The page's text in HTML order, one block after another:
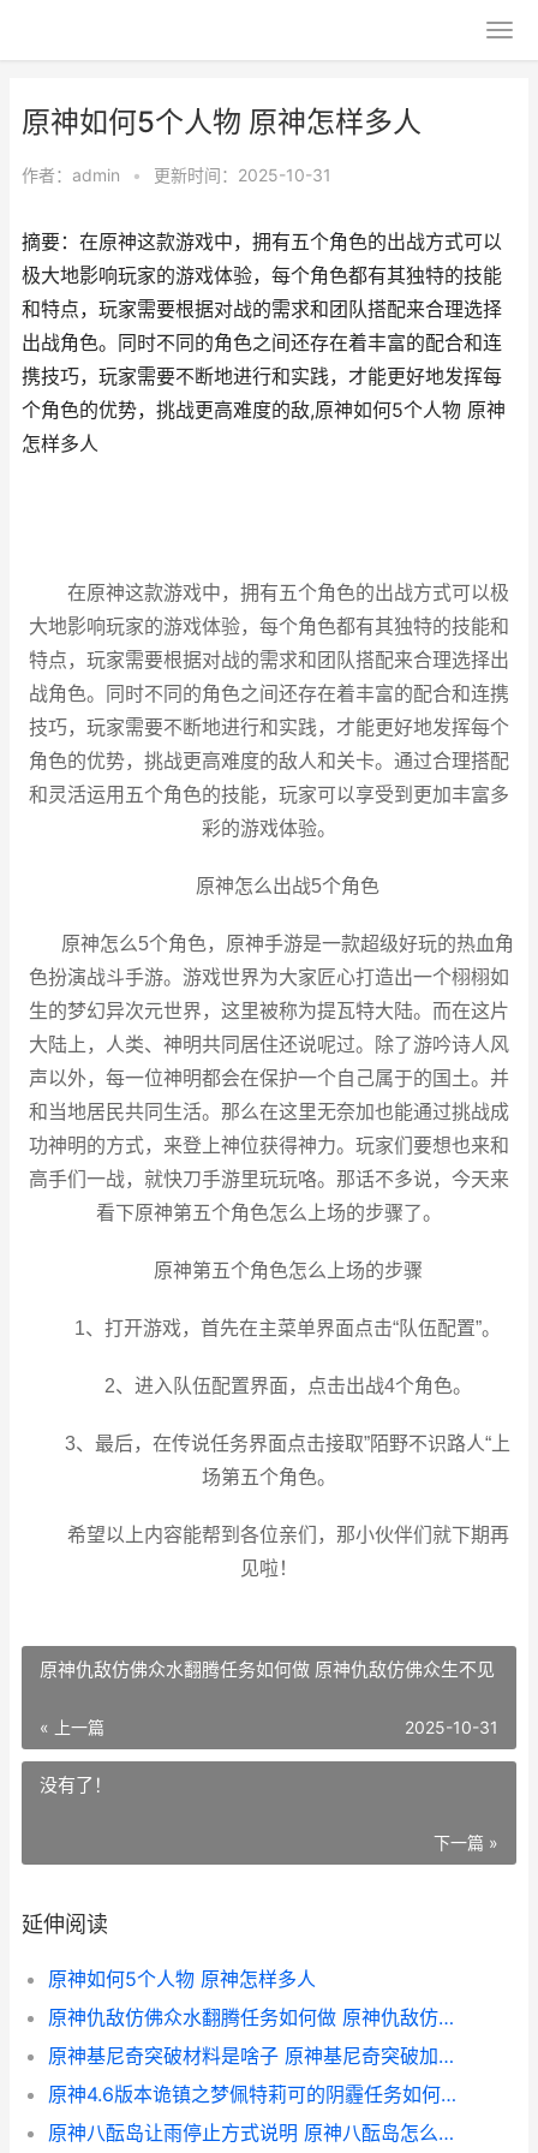
原神如何5个人物 原神怎样多人
作者： admin • 更新时间：2025-10-31
摘要：在原神这款游戏中，拥有五个角色的出战方式可以
极大地影响玩家的游戏体验，每个角色都有其独特的技能
和特点，玩家需要根据对战的需求和团队搭配来合理选择
出战角色。同时不同的角色之间还存在着丰富的配合和连
携技巧，玩家需要不断地进行和实践，才能更好地发挥每
个角色的优势，挑战更高难度的敌,原神如何5个人物 原神
怎样多人
在原神这款游戏中，拥有五个角色的出战方式可以极
大地影响玩家的游戏体验，每个角色都有其独特的技能和
特点，玩家需要根据对战的需求和团队搭配来合理选择出
战角色。同时不同的角色之间还存在着丰富的配合和连携
技巧，玩家需要不断地进行和实践，才能更好地发挥每个
角色的优势，挑战更高难度的敌人和关卡。通过合理搭配
和灵活运用五个角色的技能，玩家可以享受到更加丰富多
彩的游戏体验。
原神怎么出战5个角色
原神怎么5个角色，原神手游是一款超级好玩的热血角
色扮演战斗手游。游戏世界为大家匠心打造出一个栩栩如
生的梦幻异次元世界，这里被称为提瓦特大陆。而在这片
大陆上，人类、神明共同居住还说呢过。除了游吟诗人风
声以外，每一位神明都会在保护一个自己属于的国土。并
和当地居民共同生活。那么在这里无奈加也能通过挑战成
功神明的方式，来登上神位获得神力。玩家们要想也来和
高手们一战，就快刀手游里玩玩咯。那话不多说，今天来
看下原神第五个角色怎么上场的步骤了。
原神第五个角色怎么上场的步骤
1、打开游戏，首先在主菜单界面点击“队伍配置”。
2、进入队伍配置界面，点击出战4个角色。
3、最后，在传说任务界面点击接取”陌野不识路人“上
场第五个角色。
希望以上内容能帮到各位亲们，那小伙伴们就下期再
见啦！
原神仇敌仿佛众水翻腾任务如何做 原神仇敌仿佛众生不见
« 上一篇 2025-10-31
没有了！
下一篇 »
延伸阅读
原神如何5个人物 原神怎样多人
原神仇敌仿佛众水翻腾任务如何做 原神仇敌仿佛众生不见
原神基尼奇突破材料是啥子 原神基尼奇突破加什么
原神4.6版本诡镇之梦佩特莉可的阴霾任务如何做 原神 诡签
原神八酝岛让雨停止方式说明 原神八酝岛怎么不下雨